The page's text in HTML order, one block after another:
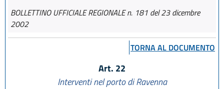
BOLLETTINO UFFICIALE REGIONALE n. 181 del 23 dicembre
2002
TORNA AL DOCUMENTO
Art. 22
Interventi nel porto di Ravenna